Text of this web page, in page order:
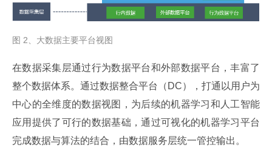
图 2、大数据主要平台视图
在数据采集层通过行为数据平台和外部数据平台，丰富了
整个数据体系。通过数据整合平台（DC），打通以用户为
中心的全维度的数据视图，为后续的机器学习和人工智能
应用提供了可行的数据基础，通过可视化的机器学习平台
完成数据与算法的结合，由数据服务层统一管控输出。